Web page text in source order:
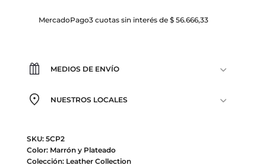
MercadoPago3 cuotas sin interés de $ 56.666,33
MEDIOS DE ENVÍO
NUESTROS LOCALES
SKU: 5CP2
Color: Marrón y Plateado
Colección: Leather Collection